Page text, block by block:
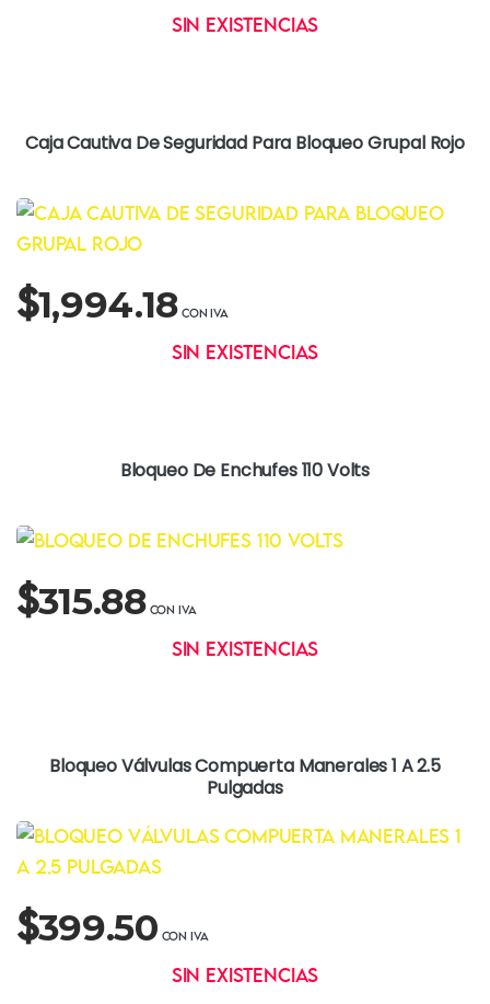
Sin existencias
Caja Cautiva De Seguridad Para Bloqueo Grupal Rojo
$1,994.18
Sin existencias
Bloqueo De Enchufes 110 Volts
$315.88
Sin existencias
Bloqueo Válvulas Compuerta Manerales 1 A 2.5
Pulgadas
$399.50
Sin existencias